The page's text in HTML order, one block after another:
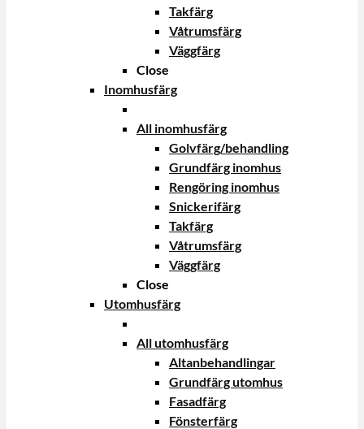
Takfärg
Våtrumsfärg
Väggfärg
Close
Inomhusfärg
All inomhusfärg
Golvfärg/behandling
Grundfärg inomhus
Rengöring inomhus
Snickerifärg
Takfärg
Våtrumsfärg
Väggfärg
Close
Utomhusfärg
All utomhusfärg
Altanbehandlingar
Grundfärg utomhus
Fasadfärg
Fönsterfärg